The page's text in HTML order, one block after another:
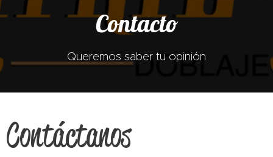
Contacto
Queremos saber tu opinión
Contáctanos